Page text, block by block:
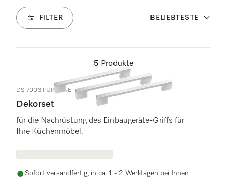
FILTER BELIEBTESTE
5 Produkte
DS 7003 PURELINE
Dekorset
für die Nachrüstung des Einbaugeräte-Griffs für
Ihre Küchenmöbel.
Sofort versandfertig, in ca. 1 - 2 Werktagen bei Ihnen